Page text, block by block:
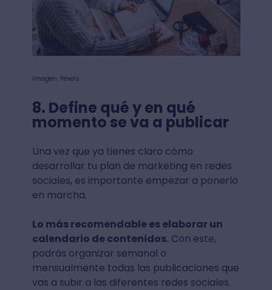
Imagen: Pexels
8. Define qué y en qué
momento se va a publicar
Una vez que ya tienes claro cómo
desarrollar tu plan de marketing en redes
sociales, es importante empezar a ponerlo
en marcha.
Lo más recomendable es elaborar un
calendario de contenidos.Con este,
podrás organizar semanal o
mensualmente todas las publicaciones que
vas a subir a las diferentes redes sociales.